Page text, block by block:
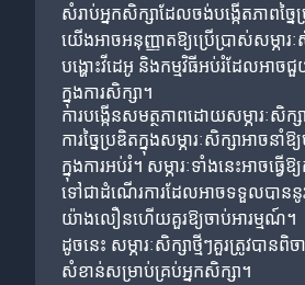
សំរាប់អ្នកសិក្សាដែលចង់បង្កើតភាពច្នៃ
យើងអាចអនុញ្ញាតឱ្យប្រើប្រាស់សម្ភារៈ
បង្ហោះវីដេអូ និងកម្មវិធីអប់រំដែលអាច
ក្នុងការសិក្សា។
ការបង្កើនសមត្ថភាពដោយសម្ភារៈសិក្សា
ការច្នៃប្រឌិតក្នុងសម្ភារៈសិក្សាអាចនាំ
ក្នុងការអប់រំ។ សម្ភារៈទាំងនេះអាចធ្វើឱ្
ទៅជាដំណើរការដែលអាចទទួលបាន
យ៉ាងលឿនហើយគួរឱ្យចាប់អារម្មណ៍។
ដូចនេះ សម្ភារៈសិក្សាថ្មីៗគួរត្រូវបាន
សំខាន់សម្រាប់គ្រប់អ្នកសិក្សា។